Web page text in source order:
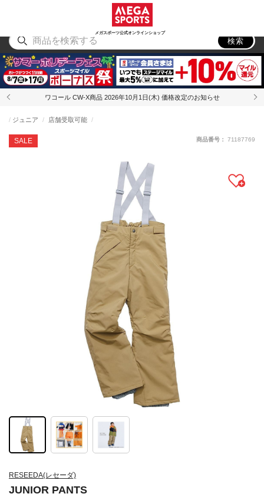
メガスポーツ公式オンラインショップ
アウトドア
検索
ワコール CW-X商品 2026年10月1日(木) 価格改定のお知らせ
RESEEDA(レセーダ)
JUNIOR PANTS
SALE
ジュニア 店舗受取可能
商品番号： 71187769